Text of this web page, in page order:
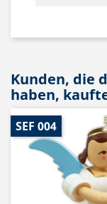
Kunden, die
haben,
SEF 004